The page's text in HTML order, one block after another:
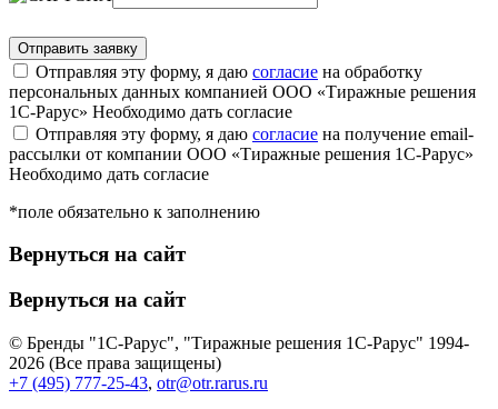
Отправляя эту форму, я даю согласие на обработку
персональных данных компанией ООО «Тиражные решения
1С-Рарус» Необходимо дать согласие
Отправляя эту форму, я даю согласие на получение email-
рассылки от компании ООО «Тиражные решения 1С-Рарус»
Необходимо дать согласие
*поле обязательно к заполнению
Вернуться на сайт
Вернуться на сайт
© Бренды "1С-Рарус", "Тиражные решения 1С-Рарус" 1994-
2026 (Все права защищены)
+7 (495) 777-25-43, otr@otr.rarus.ru